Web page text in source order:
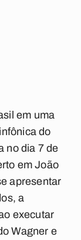
em uma
do
no dia 7 de
em João
apresentar
a
executar
Wagner e